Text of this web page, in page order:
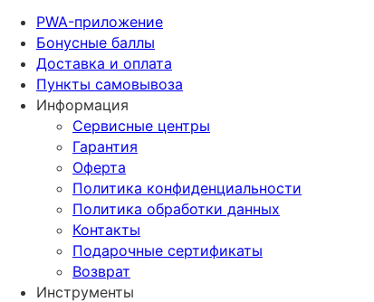
PWA-приложение
Бонусные баллы
Доставка и оплата
Пункты самовывоза
Информация
Сервисные центры
Гарантия
Оферта
Политика конфиденциальности
Политика обработки данных
Контакты
Подарочные сертификаты
Возврат
Инструменты